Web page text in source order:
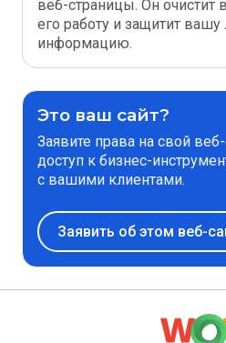
веб-страницы. Он очистит
его работу и защитит
информацию.
Это ваш сайт?
Заявите права на свой
доступ к бизнес-
с вашими клиентами.
Заявить об этом веб-